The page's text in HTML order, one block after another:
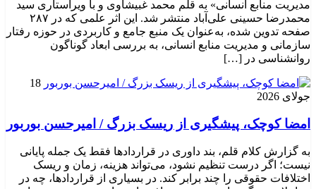
مدیریت منابع انسانی» به قلم محمد غبیشاوی و با ویراستاری سید
محمدرضا حسینی علی‌آباد منتشر شد. این اثر علمی که در ۲۸۷
صفحه تدوین شده، به‌عنوان یک منبع جامع و کاربردی در حوزه رفتار
سازمانی و مدیریت منابع انسانی، به بررسی ابعاد گوناگون
روانشناسی در […]
18
جولای 2026
امضا کوچک، پیشگیری از ریسک بزرگ / امیرحسن بوربور
به گزارش کلام قلم، بند داوری در قراردادها فقط یک جمله پایانی
نیست؛ اگر درست تنظیم نشود، می‌تواند هزینه، زمان و ریسک
اختلافات حقوقی را چند برابر کند. در بسیاری از قراردادها، چه در